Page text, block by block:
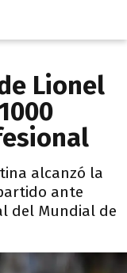
Lionel
alcanzó la
ante
del Mundial de